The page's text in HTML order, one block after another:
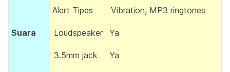
Suara
Alert Tipes Vibration, MP3 ringtones
Loudspeaker Ya
3.5mm jack Ya